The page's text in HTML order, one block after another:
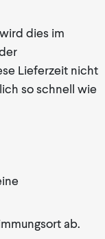
dies im
Lieferzeit nicht
so schnell wie
ab.